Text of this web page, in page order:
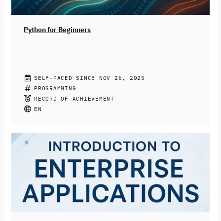
dabei, die Chancen KI-basierter Systeme zu nutzen und
Python for Beginners
CHRISTIAN DRUMM, STEPHAN JACOBS
Join this free online course to learn how to program
with Python. You’ll be introduced to the fundamentals
of the programming language like variables, data types,
end of the course, you’ll be able to write simple Python
programs to be prepared for your next programming
challenges.
SELF-PACED SINCE NOV 26, 2025
PROGRAMMING
RECORD OF ACHIEVEMENT
EN